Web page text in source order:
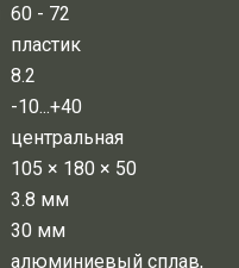
60 - 72
пластик
8.2
-10...+40
центральная
105 × 180 × 50
3.8 мм
30 мм
алюминиевый сплав,